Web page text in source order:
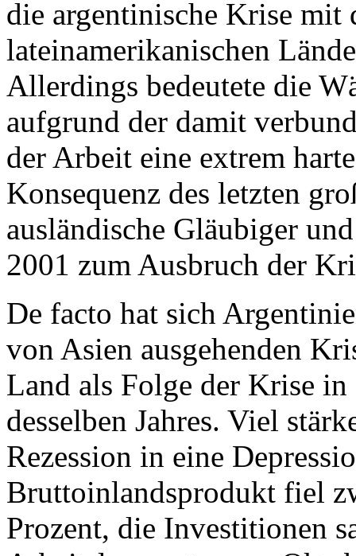
die argentinische Krise mit
lateinamerikanischen
Allerdings bedeutete die
aufgrund der damit
der Arbeit eine extrem
Konsequenz des letzten
ausländische Gläubiger
2001 zum Ausbruch der
De facto hat sich
von Asien ausgehenden
Land als Folge der Krise
desselben Jahres. Viel
Rezession in eine
Bruttoinlandsprodukt fiel
Prozent, die Investitionen